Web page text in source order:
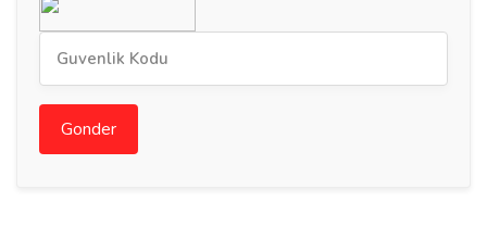
Gonder